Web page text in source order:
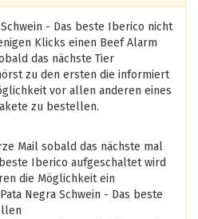
- Das beste Iberico nicht
Klicks einen Beef Alarm
das nächste Tier
zu den ersten die informiert
vor allen anderen eines
zu bestellen.
Mail sobald das nächste mal
Iberico aufgeschaltet wird
die Möglichkeit ein
Negra Schwein - Das beste